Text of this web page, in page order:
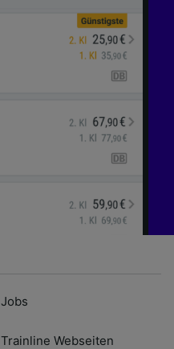
Jobs
Trainline Webseiten